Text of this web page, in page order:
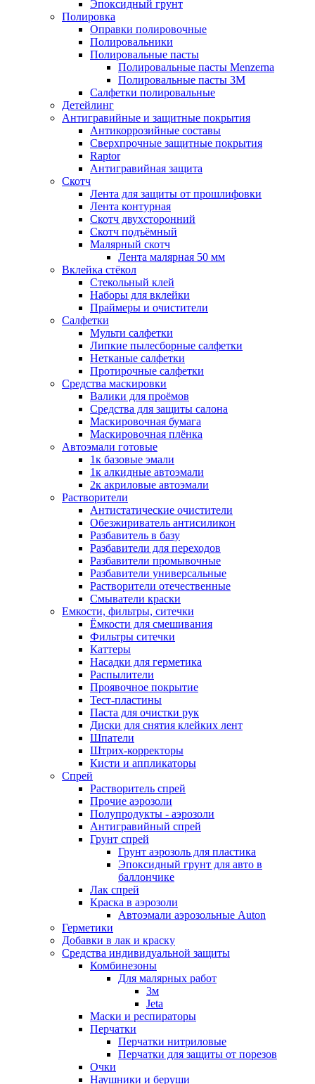
Эпоксидный грунт
Полировка
Оправки полировочные
Полировальники
Полировальные пасты
Полировальные пасты Menzerna
Полировальные пасты 3M
Салфетки полировальные
Детейлинг
Антигравийные и защитные покрытия
Антикоррозийные составы
Сверхпрочные защитные покрытия
Raptor
Антигравийная защита
Скотч
Лента для защиты от прошлифовки
Лента контурная
Скотч двухсторонний
Скотч подъёмный
Малярный скотч
Лента малярная 50 мм
Вклейка стёкол
Стекольный клей
Наборы для вклейки
Праймеры и очистители
Салфетки
Мульти салфетки
Липкие пылесборные салфетки
Нетканые салфетки
Протирочные салфетки
Средства маскировки
Валики для проёмов
Средства для защиты салона
Маскировочная бумага
Маскировочная плёнка
Автоэмали готовые
1к базовые эмали
1к алкидные автоэмали
2к акриловые автоэмали
Растворители
Антистатические очистители
Обезжириватель антисиликон
Разбавитель в базу
Разбавители для переходов
Разбавители промывочные
Разбавители универсальные
Растворители отечественные
Смыватели краски
Емкости, фильтры, ситечки
Ёмкости для смешивания
Фильтры ситечки
Каттеры
Насадки для герметика
Распылители
Проявочное покрытие
Тест-пластины
Паста для очистки рук
Диски для снятия клейких лент
Шпатели
Штрих-корректоры
Кисти и аппликаторы
Спрей
Растворитель спрей
Прочие аэрозоли
Полупродукты - аэрозоли
Антигравийный спрей
Грунт спрей
Грунт аэрозоль для пластика
Эпоксидный грунт для авто в
баллончике
Лак спрей
Краска в аэрозоли
Автоэмали аэрозольные Auton
Герметики
Добавки в лак и краску
Средства индивидуальной защиты
Комбинезоны
Для малярных работ
3м
Jeta
Маски и респираторы
Перчатки
Перчатки нитриловые
Перчатки для защиты от порезов
Очки
Наушники и беруши